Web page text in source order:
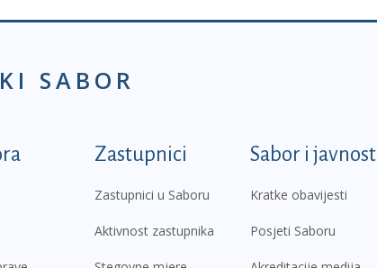
SABOR
prvi izbornik
Zastupnici
Zastupnici u Saboru
Aktivnost zastupnika
Sabor i javnost
Kratke obavijesti
Posjeti Saboru